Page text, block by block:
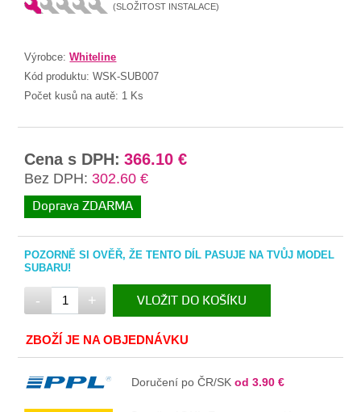
(SLOŽITOST INSTALACE)
Výrobce:Whiteline
Kód produktu:WSK-SUB007
Počet kusů na autě: 1 Ks
Cena s DPH: 366.10 €
Bez DPH: 302.60 €
Doprava ZDARMA
POZORNĚ SI OVĚŘ, ŽE TENTO DÍL PASUJE NA TVŮJ MODEL
SUBARU!
- + VLOŽIT DO KOŠÍKU
V KOŠÍKU
ZBOŽÍ JE NA OBJEDNÁVKU
Doručení po ČR/SKod 3.90 €